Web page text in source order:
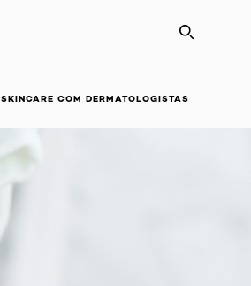
SKINCARE COM DERMATOLOGISTAS